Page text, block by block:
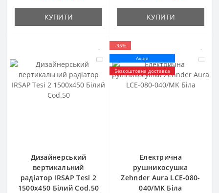
КУПИТИ КУПИТИ
Дизайнерський
вертикальний
радіатор IRSAP Tesi 2
1500x450 Білий Cod.50
-35%
Акція
Безкоштовна доставка
Електрична
рушникосушка
Zehnder Aura LCE-080-
040/MK Біла